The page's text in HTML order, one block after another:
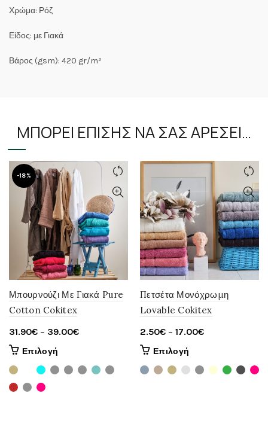
Χρώμα: Ρόζ
Είδος: με Γιακά
Βάρος (gsm): 420 gr/m²
ΜΠΟΡΕΊ ΕΠΊΣΗΣ ΝΑ ΣΑΣ ΑΡΈΣΕΙ…
-18%
Μπουρνούζι Με Γιακά Pure
Cotton Cokitex
31.90€ – 39.00€Price
through
Επιλογή
το
προϊόν
Πετσέτα Μονόχρωμη
Lovable Cokitex
2.50€ – 17.00€Price
through
Επιλογή
το
προϊόν